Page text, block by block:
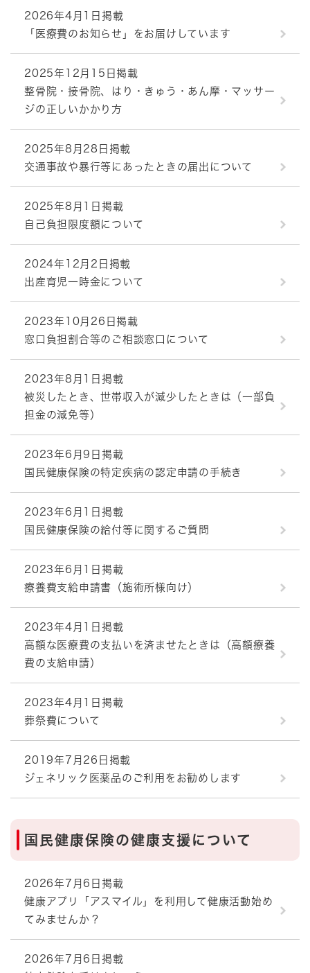
2026年4月1日掲載
「医療費のお知らせ」をお届けしています
2025年12月15日掲載
整骨院・接骨院、はり・きゅう・あん摩・マッサー
ジの正しいかかり方
2025年8月28日掲載
交通事故や暴行等にあったときの届出について
2025年8月1日掲載
自己負担限度額について
2024年12月2日掲載
出産育児一時金について
2023年10月26日掲載
窓口負担割合等のご相談窓口について
2023年8月1日掲載
被災したとき、世帯収入が減少したときは（一部負
担金の減免等）
2023年6月9日掲載
国民健康保険の特定疾病の認定申請の手続き
2023年6月1日掲載
国民健康保険の給付等に関するご質問
2023年6月1日掲載
療養費支給申請書（施術所様向け）
2023年4月1日掲載
高額な医療費の支払いを済ませたときは（高額療養
費の支給申請）
2023年4月1日掲載
葬祭費について
2019年7月26日掲載
ジェネリック医薬品のご利用をお勧めします
国民健康保険の健康支援について
2026年7月6日掲載
健康アプリ「アスマイル」を利用して健康活動始め
てみませんか？
2026年7月6日掲載